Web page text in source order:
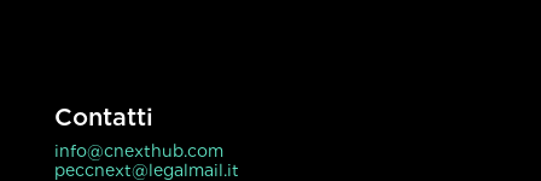
Contatti
info@cnexthub.com
peccnext@legalmail.it